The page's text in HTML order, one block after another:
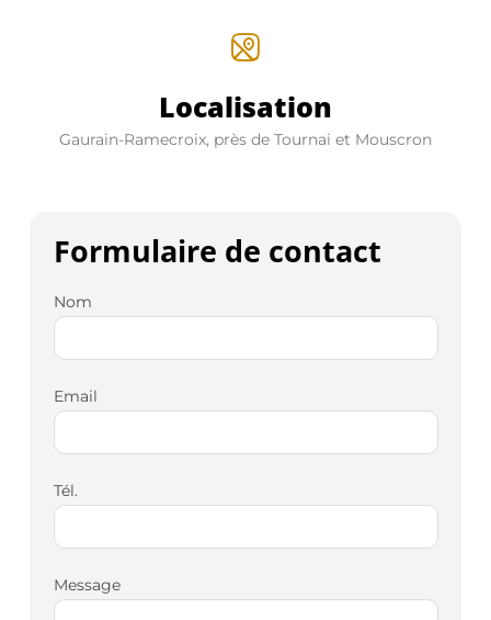
Localisation
Gaurain-Ramecroix, près de Tournai et Mouscron
Formulaire de contact
Nom
Email
Tél.
Message